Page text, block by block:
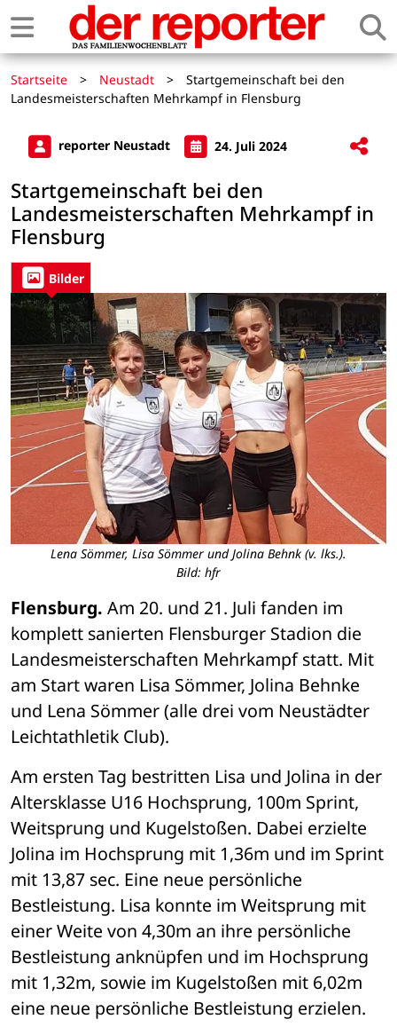
Startseite > Neustadt >
Startgemeinschaft bei den
Landesmeisterschaften Mehrkampf in Flensburg
reporter Neustadt 24. Juli 2024
Startgemeinschaft bei den
Landesmeisterschaften Mehrkampf in
Flensburg
Bilder
Lena Sömmer, Lisa Sömmer und Jolina Behnk (v. lks.).
Bild: hfr
Flensburg. Am 20. und 21. Juli fanden im
komplett sanierten Flensburger Stadion die
Landesmeisterschaften Mehrkampf statt. Mit
am Start waren Lisa Sömmer, Jolina Behnke
und Lena Sömmer (alle drei vom Neustädter
Leichtathletik Club).
Am ersten Tag bestritten Lisa und Jolina in der
Altersklasse U16 Hochsprung, 100m Sprint,
Weitsprung und Kugelstoßen. Dabei erzielte
Jolina im Hochsprung mit 1,36m und im Sprint
mit 13,87 sec. Eine neue persönliche
Bestleistung. Lisa konnte im Weitsprung mit
einer Weite von 4,30m an ihre persönliche
Bestleistung anknüpfen und im Hochsprung
mit 1,32m, sowie im Kugelstoßen mit 6,02m
eine neue persönliche Bestleistung erzielen.